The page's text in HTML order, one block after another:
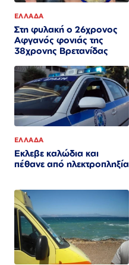
ΕΛΛΑΔΑ
Στη φυλακή ο 26χρονος
Αφγανός φονιάς της
38χρονης Βρετανίδας
ΕΛΛΑΔΑ
Εκλεβε καλώδια και
πέθανε από ηλεκτροπληξία